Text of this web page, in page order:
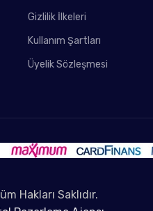
Gizlilik İlkeleri
Kullanım Şartları
Üyelik Sözleşmesi
Hakları Saklıdır.